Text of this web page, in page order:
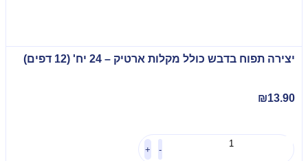
יצירה תפוח בדבש כולל מקלות ארטיק – 24 יח' (12 דפים)
₪13.90
-
+